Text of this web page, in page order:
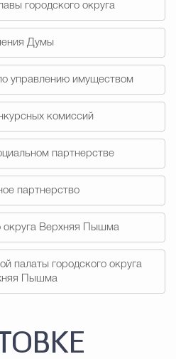
Общественная
и
организации
городского округа
Думы
управлению имуществом
комиссий
партнерстве
партнерство
округа Верхняя Пышма
палаты городского округа
Пышма